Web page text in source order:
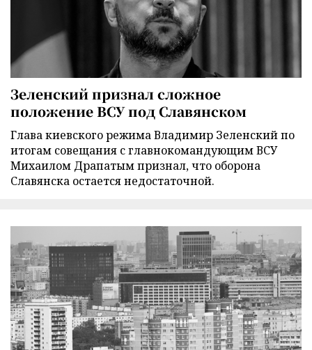
Зеленский признал сложное
положение ВСУ под Славянском
Глава киевского режима Владимир Зеленский по
итогам совещания с главнокомандующим ВСУ
Михаилом Драпатым признал, что оборона
Славянска остается недостаточной.